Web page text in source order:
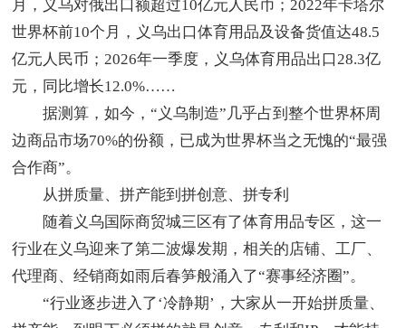
月，义乌对俄出口额超过10亿元人民币；2022年卡塔尔
世界杯前10个月，义乌出口体育用品及设备货值达48.5
亿元人民币；2026年一季度，义乌体育用品出口28.3亿
元，同比增长12.0%……
据测算，如今，“义乌制造”几乎占到整个世界杯周
边商品市场70%的份额，已成为世界杯当之无愧的“最强
合作商”。
从拼质量、拼产能到拼创意、拼专利
随着义乌国际商贸城三区有了体育用品专区，这一
行业在义乌迎来了第二波爆发期，相关的店铺、工厂、
代理商、经销商如雨后春笋般涌入了“赛事经济圈”。
“行业逐步进入了‘冷静期’，大家从一开始拼质量、